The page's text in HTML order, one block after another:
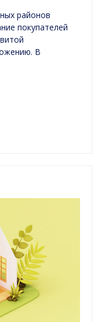
районов
покупателей
В